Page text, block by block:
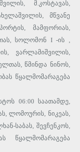
მ.კოსტავას,
მწვანე
მამფორიას,
სოლომონ I -ის ,
ვარლამიშვილის,
წმინდა ნინოს,
წყალმომარაგება
06:00 საათამდე,
ლომოურის, ნიკეას,
საბას, შევჩენკოს,
წყალმომარაგება